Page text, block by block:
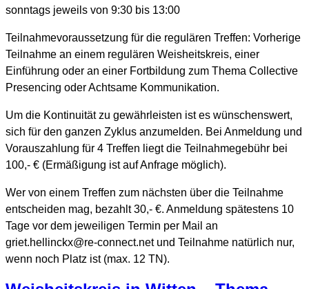
sonntags jeweils von 9:30 bis 13:00
Teilnahmevoraussetzung für die regulären Treffen: Vorherige
Teilnahme an einem regulären Weisheitskreis, einer
Einführung oder an einer Fortbildung zum Thema Collective
Presencing oder Achtsame Kommunikation.
Um die Kontinuität zu gewährleisten ist es wünschenswert,
sich für den ganzen Zyklus anzumelden. Bei Anmeldung und
Vorauszahlung für 4 Treffen liegt die Teilnahmegebühr bei
100,- € (Ermäßigung ist auf Anfrage möglich).
Wer von einem Treffen zum nächsten über die Teilnahme
entscheiden mag, bezahlt 30,- €. Anmeldung spätestens 10
Tage vor dem jeweiligen Termin per Mail an
griet.hellinckx@re-connect.net und Teilnahme natürlich nur,
wenn noch Platz ist (max. 12 TN).